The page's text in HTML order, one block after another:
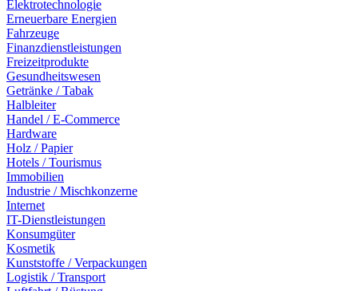
Elektrotechnologie
Erneuerbare Energien
Fahrzeuge
Finanzdienstleistungen
Freizeitprodukte
Gesundheitswesen
Getränke / Tabak
Halbleiter
Handel / E-Commerce
Hardware
Holz / Papier
Hotels / Tourismus
Immobilien
Industrie / Mischkonzerne
Internet
IT-Dienstleistungen
Konsumgüter
Kosmetik
Kunststoffe / Verpackungen
Logistik / Transport